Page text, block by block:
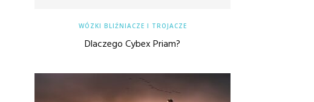
WÓZKI BLIŹNIACZE I TROJACZE
Dlaczego Cybex Priam?